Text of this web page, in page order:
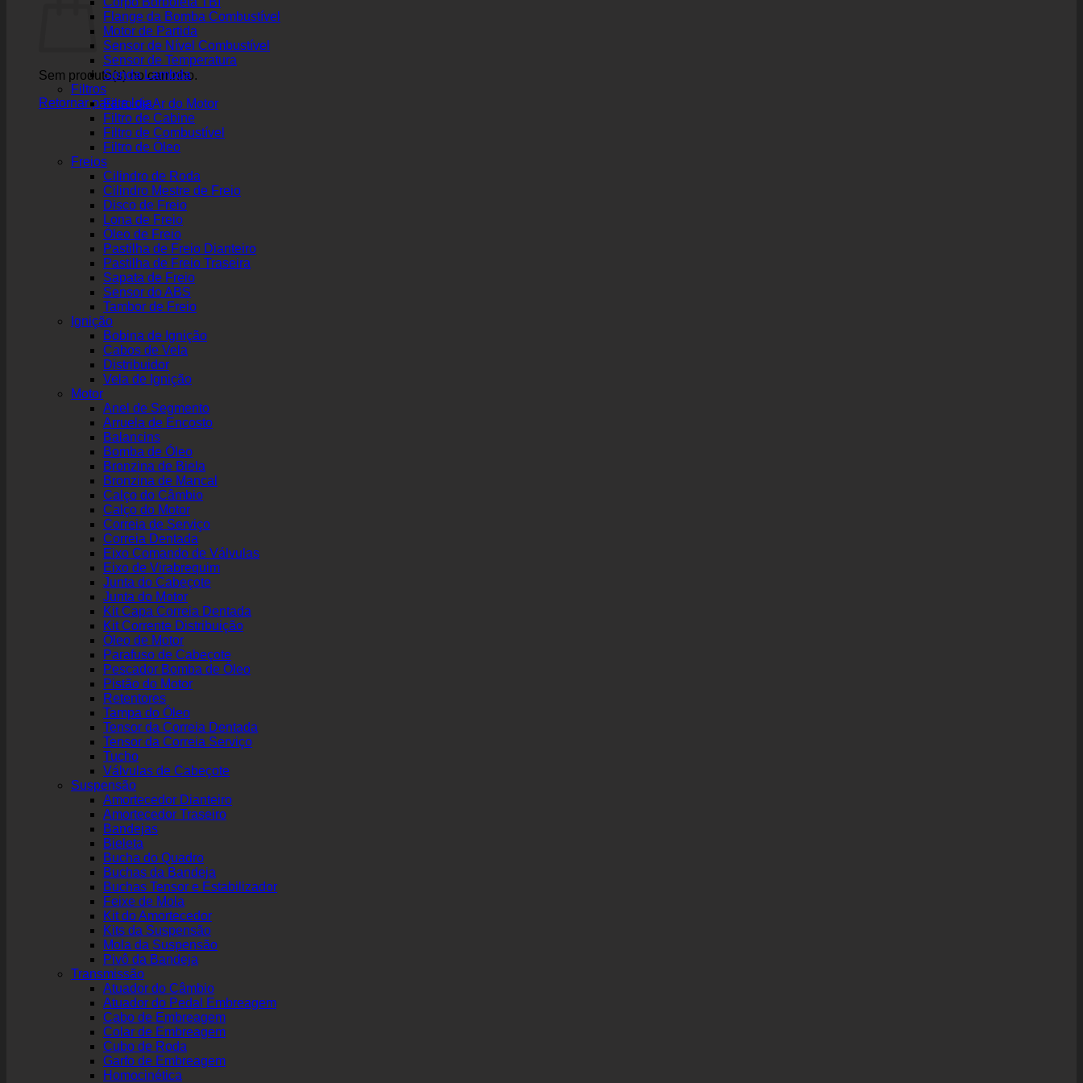
Sem produto(s) no carrinho.
Retornar para a loja
Flange da Bomba Combustível
Motor de Partida
Sensor de Nível Combustível
Sensor de Temperatura
Sonda Lambda
Filtros
Filtro de Ar do Motor
Filtro de Cabine
Filtro de Combustível
Filtro de Óleo
Freios
Cilindro de Roda
Cilindro Mestre de Freio
Disco de Freio
Lona de Freio
Óleo de Freio
Pastilha de Freio Dianteiro
Pastilha de Freio Traseira
Sapata de Freio
Sensor do ABS
Tambor de Freio
Ignição
Bobina de Ignição
Cabos de Vela
Distribuidor
Vela de Ignição
Motor
Anel de Segmento
Arruela de Encosto
Balancins
Bomba de Óleo
Bronzina de Biela
Bronzina de Mancal
Calço do Câmbio
Calço do Motor
Correia de Serviço
Correia Dentada
Eixo Comando de Válvulas
Eixo de Virabrequim
Junta do Cabeçote
Junta do Motor
Kit Capa Correia Dentada
Kit Corrente Distribuição
Óleo de Motor
Parafuso de Cabeçote
Pescador Bomba de Óleo
Pistão do Motor
Retentores
Tampa do Óleo
Tensor da Correia Dentada
Tensor da Correia Serviço
Tucho
Válvulas de Cabeçote
Suspensão
Amortecedor Dianteiro
Amortecedor Traseiro
Bandejas
Bieleta
Bucha do Quadro
Buchas da Bandeja
Buchas Tensor e Estabilizador
Feixe de Mola
Kit do Amortecedor
Kits da Suspensão
Mola da Suspensão
Pivô da Bandeja
Transmissão
Atuador do Câmbio
Atuador do Pedal Embreagem
Cabo de Embreagem
Colar de Embreagem
Cubo de Roda
Garfo de Embreagem
Homocinética